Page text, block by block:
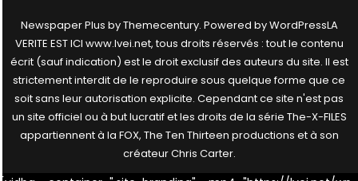
Newspaper Plus byThemecentury. Powered byWordPressLA
VERITE EST ICI www.lvei.net, tous droits réservés : tout le contenu
écrit (sauf indication) est le droit exclusif des auteurs du site. Il est
strictement interdit de le reproduire sous quelque forme que ce
soit sans leur autorisation explicite. Cependant ce site n'est pas
un site officiel ou à but lucratif et les droits de la série The-X-FILES
appartiennent à la FOX, The Ten Thirteen productions et à son
créateur Chris Carter.